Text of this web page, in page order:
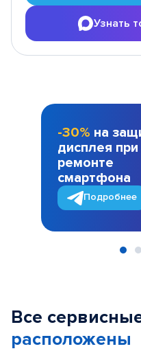
Узнать
-30% на
дисплея при
ремонте
смартфона
Подробнее
Все
расположены